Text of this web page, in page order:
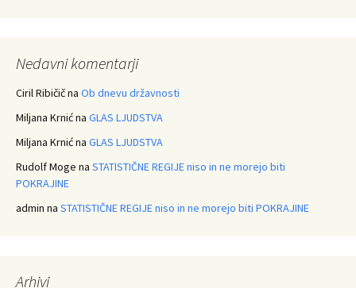
Nedavni komentarji
Ciril Ribičična Ob dnevu državnosti
Miljana Krnićna GLAS LJUDSTVA
Miljana Krnićna GLAS LJUDSTVA
Rudolf Moge na STATISTIČNE REGIJE niso in ne morejo biti
POKRAJINE
admin na STATISTIČNE REGIJE niso in ne morejo biti POKRAJINE
Arhivi